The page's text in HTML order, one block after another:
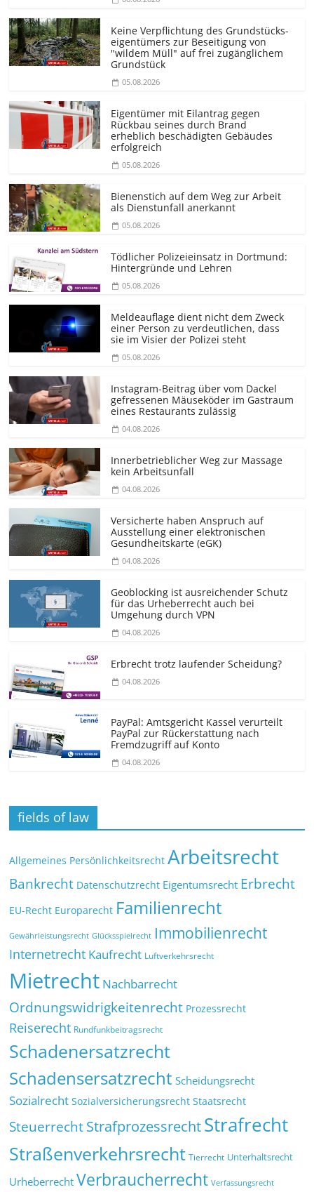
Keine Verpflichtung des Grundstücks­
eigentümers zur Beseitigung von
"wildem Müll" auf frei zugänglichem
Grundstück
05.08.2026
Eigentümer mit Eilantrag gegen
Rückbau seines durch Brand
erheblich beschädigten Gebäudes
erfolgreich
05.08.2026
Bienenstich auf dem Weg zur Arbeit
als Dienstunfall anerkannt
05.08.2026
Tödlicher Polizeieinsatz in Dortmund:
Hintergründe und Lehren
05.08.2026
Meldeauflage dient nicht dem Zweck
einer Person zu verdeutlichen, dass
sie im Visier der Polizei steht
05.08.2026
Instagram-Beitrag über vom Dackel
gefressenen Mäuseköder im Gastraum
eines Restaurants zulässig
04.08.2026
Innerbetrieblicher Weg zur Massage
kein Arbeitsunfall
04.08.2026
Versicherte haben Anspruch auf
Ausstellung einer elektronischen
Gesundheitskarte (eGK)
04.08.2026
Geoblocking ist ausreichender Schutz
für das Urheberrecht auch bei
Umgehung durch VPN
04.08.2026
Erbrecht trotz laufender Scheidung?
04.08.2026
PayPal: Amtsgericht Kassel verurteilt
PayPal zur Rückerstattung nach
Fremdzugriff auf Konto
04.08.2026
fields of law
Allgemeines Persönlichkeitsrecht Arbeitsrecht
Bankrecht Datenschutzrecht Eigentumsrecht Erbrecht
EU-Recht Europarecht Familienrecht
Gewährleistungsrecht Glücksspielrecht Immobilienrecht
Internetrecht Kaufrecht Luftverkehrsrecht
Mietrecht Nachbarrecht
Ordnungswidrigkeitenrecht Prozessrecht
Reiserecht Rundfunkbeitragsrecht
Schadenersatzrecht
Schadensersatzrecht Scheidungsrecht
Sozialrecht Sozialversicherungsrecht Staatsrecht
SteuerrechtStrafprozessrechtStrafrecht
Straßenverkehrsrecht Tierrecht Unterhaltsrecht
Urheberrecht Verbraucherrecht Verfassungsrecht